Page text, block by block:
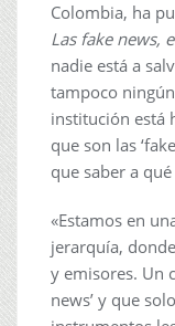
Colombia, ha
Las fake news,
nadie está a
tampoco
institución está
que son las
que saber a
«Estamos en
jerarquía,
y emisores. Un
news’ y que